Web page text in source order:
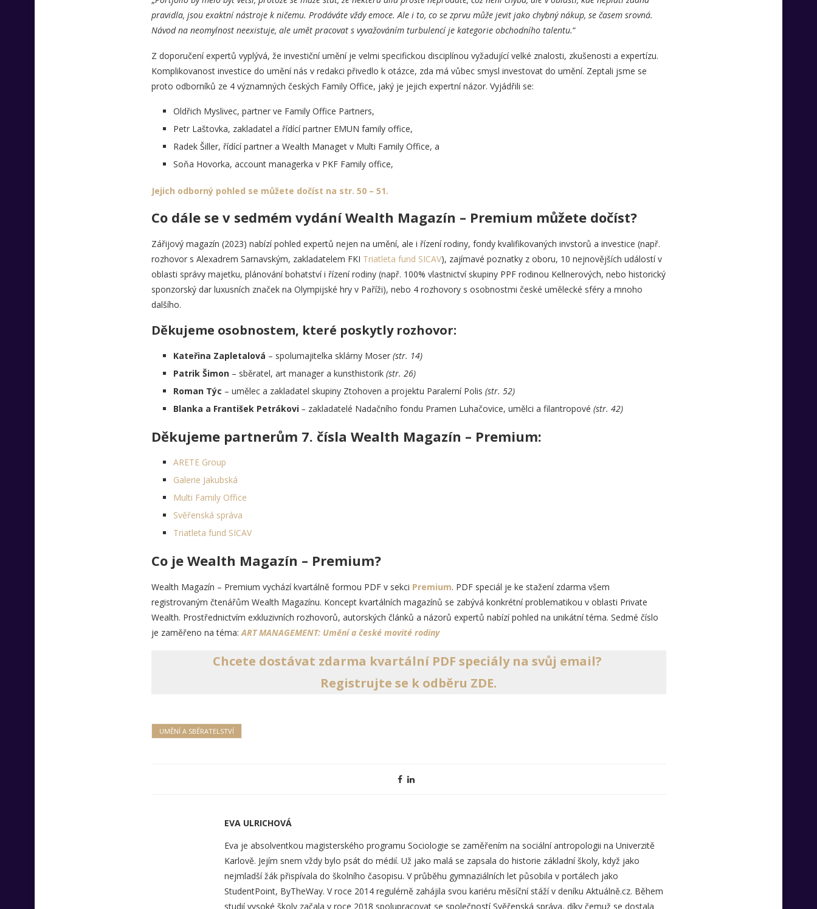
pravidla, jsou exaktní nástroje k ničemu. Prodáváte vždy emoce. Ale i to, co se zprvu může jevit jako chybný nákup, se časem srovná.
Návod na neomylnost neexistuje, ale umět pracovat s vyvažováním turbulencí je kategorie obchodního talentu.“
Z doporučení expertů vyplývá, že investiční umění je velmi specifickou disciplínou vyžadující velké znalosti, zkušenosti a expertízu.
Komplikovanost investice do umění nás v redakci přivedlo k otázce, zda má vůbec smysl investovat do umění. Zeptali jsme se
proto odborníků ze 4 významných českých Family Office, jaký je jejich expertní názor. Vyjádřili se:
Oldřich Myslivec, partner ve Family Office Partners,
Petr Laštovka, zakladatel a řídící partner EMUN family office,
Radek Šiller, řídící partner a Wealth Managet v Multi Family Office, a
Soňa Hovorka, account managerka v PKF Family office,
Jejich odborný pohled se můžete dočíst na str. 50 – 51.
Co dále se v sedmém vydání Wealth Magazín – Premium můžete dočíst?
Zářijový magazín (2023) nabízí pohled expertů nejen na umění, ale i řízení rodiny, fondy kvalifikovaných invstorů a investice (např.
rozhovor s Alexadrem Sarnavským, zakladatelem FKI Triatleta fund SICAV), zajímavé poznatky z oboru, 10 nejnovějších událostí v
oblasti správy majetku, plánování bohatství i řízení rodiny (např. 100% vlastnictví skupiny PPF rodinou Kellnerových, nebo historický
sponzorský dar luxusních značek na Olympijské hry v Paříži), nebo 4 rozhovory s osobnostmi české umělecké sféry a mnoho
dalšího.
Děkujeme osobnostem, které poskytly rozhovor:
Kateřina Zapletalová – spolumajitelka sklárny Moser (str. 14)
Patrik Šimon– sběratel, art manager a kunsthistorik (str. 26)
Roman Týc – umělec a zakladatel skupiny Ztohoven a projektu Paralerní Polis (str. 52)
Blanka a František Petrákovi – zakladatelé Nadačního fondu Pramen Luhačovice, umělci a filantropové (str. 42)
Děkujeme partnerům 7. čísla Wealth Magazín – Premium:
ARETE Group
Galerie Jakubská
Multi Family Office
Svěřenská správa
Triatleta fund SICAV
Co je Wealth Magazín – Premium?
Wealth Magazín – Premium vychází kvartálně formou PDF v sekci Premium. PDF speciál je ke stažení zdarma všem
registrovaným čtenářům Wealth Magazínu. Koncept kvartálních magazínů se zabývá konkrétní problematikou v oblasti Private
Wealth. Prostřednictvím exkluzivních rozhovorů, autorských článků a názorů expertů nabízí pohled na unikátní téma. Sedmé číslo
je zaměřeno na téma:ART MANAGEMENT: Umění a české movité rodiny
Chcete dostávat zdarma kvartální PDF speciály na svůj email?
Registrujte se k odběru ZDE.
UMĚNÍ A SBĚRATELSTVÍ
EVA ULRICHOVÁ
Eva je absolventkou magisterského programu Sociologie se zaměřením na sociální antropologii na Univerzitě
Karlově. Jejím snem vždy bylo psát do médií. Už jako malá se zapsala do historie základní školy, když jako
nejmladší žák přispívala do školního časopisu. V průběhu gymnaziálních let působila v portálech jako
StudentPoint, ByTheWay. V roce 2014 regulérně zahájila svou kariéru měsíční stáží v deníku Aktuálně.cz. Během
studií vysoké školy začala v roce 2018 spolupracovat se společností Svěřenská správa, díky čemuž se dostala